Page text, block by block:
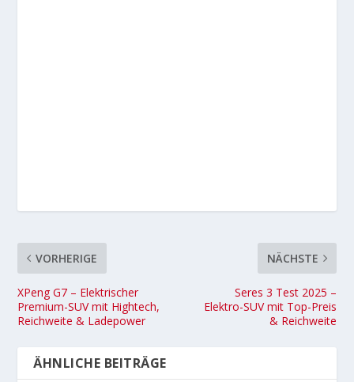
VORHERIGE
XPeng G7 – Elektrischer
Premium-SUV mit Hightech,
Reichweite & Ladepower
NÄCHSTE
Seres 3 Test 2025 –
Elektro-SUV mit Top-Preis
& Reichweite
ÄHNLICHE BEITRÄGE